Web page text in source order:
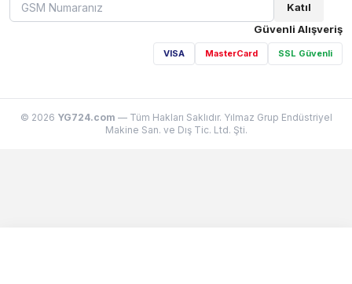
Katıl
Güvenli Alışveriş
VISA MasterCard SSL Güvenli
© 2026 YG724.com — Tüm Hakları Saklıdır. Yılmaz Grup Endüstriyel
Makine San. ve Dış Tic. Ltd. Şti.